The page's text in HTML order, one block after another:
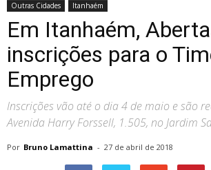
Outras Cidades Itanhaém
Em Itanhaém,
inscrições para o
Emprego
Inscrições vão até o dia 4 de maio e são
Avenida Harry Forssell, 1.505, no Jardim
Por Bruno Lamattina - 27 de abril de 2018